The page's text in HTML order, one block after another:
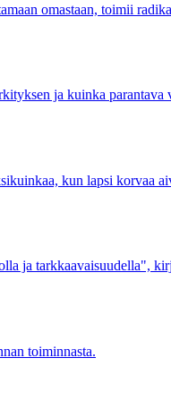
omastaan, toimii
ja kuinka
kun lapsi korvaa
ja tarkkaavaisuudella",
toiminnasta.